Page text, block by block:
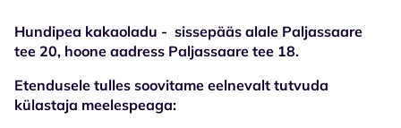
Hundipea kakaoladu - sissepääs alale Paljassaare
tee 20, hoone aadress Paljassaare tee 18.
Etendusele tulles soovitame eelnevalt tutvuda
külastaja meelespeaga: